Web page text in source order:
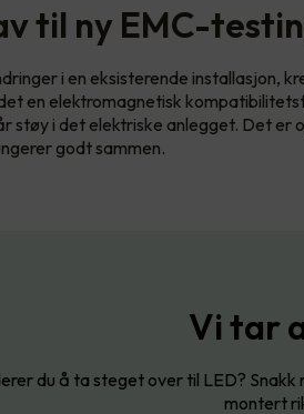
til ny EMC-
i en eksisterende installasjon,
en elektromagnetisk
støy i det elektriske anlegget. Det er
godt sammen.
Vi tar
du å ta steget over til LED?
montert